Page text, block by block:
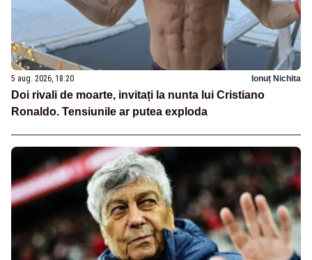
5 aug. 2026, 18:20 Ionuț Nichita
Doi rivali de moarte, invitați la nunta lui Cristiano
Ronaldo. Tensiunile ar putea exploda